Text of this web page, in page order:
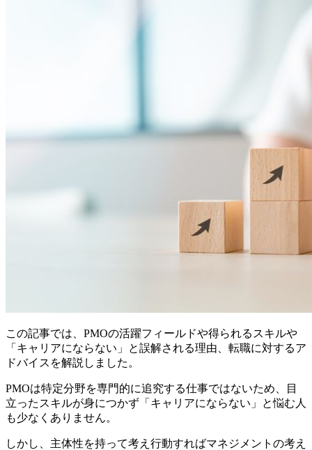
この記事では、PMOの活躍フィールドや得られるスキルや
「キャリアにならない」と誤解される理由、転職に対するア
ドバイスを解説しました。
PMOは特定分野を専門的に追究する仕事ではないため、目
立ったスキルが身につかず「キャリアにならない」と悩む人
も少なくありません。
しかし、主体性を持って考え行動すればマネジメントの考え